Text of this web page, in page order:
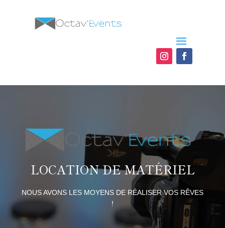
LOCATION DE MATÉRIEL
NOUS AVONS LES MOYENS DE RÉALISER VOS RÊVES
!